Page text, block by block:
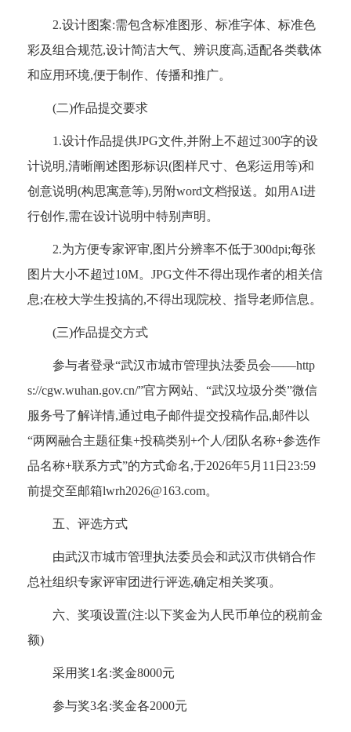
2.设计图案:需包含标准图形、标准字体、标准色
彩及组合规范,设计简洁大气、辨识度高,适配各类载体
和应用环境,便于制作、传播和推广。
(二)作品提交要求
1.设计作品提供JPG文件,并附上不超过300字的设
计说明,清晰阐述图形标识(图样尺寸、色彩运用等)和
创意说明(构思寓意等),另附word文档报送。如用AI进
行创作,需在设计说明中特别声明。
2.为方便专家评审,图片分辨率不低于300dpi;每张
图片大小不超过10M。JPG文件不得出现作者的相关信
息;在校大学生投搞的,不得出现院校、指导老师信息。
(三)作品提交方式
参与者登录“武汉市城市管理执法委员会——http
s://cgw.wuhan.gov.cn/”官方网站、“武汉垃圾分类”微信
服务号了解详情,通过电子邮件提交投稿作品,邮件以
“两网融合主题征集+投稿类别+个人/团队名称+参选作
品名称+联系方式”的方式命名,于2026年5月11日23:59
前提交至邮箱lwrh2026@163.com。
五、评选方式
由武汉市城市管理执法委员会和武汉市供销合作
总社组织专家评审团进行评选,确定相关奖项。
六、奖项设置(注:以下奖金为人民币单位的税前金
额)
采用奖1名:奖金8000元
参与奖3名:奖金各2000元